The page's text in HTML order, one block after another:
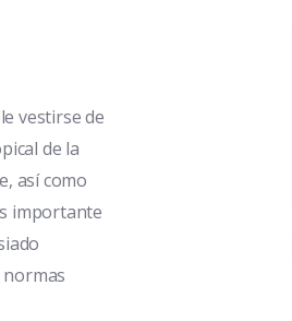
vestirse de
de la
así como
importante